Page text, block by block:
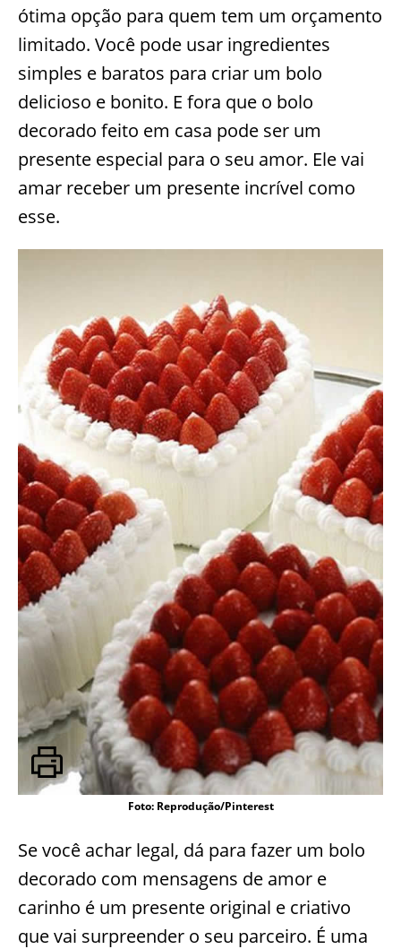
ótima opção para quem tem um orçamento
limitado. Você pode usar ingredientes
simples e baratos para criar um bolo
delicioso e bonito. E fora que o bolo
decorado feito em casa pode ser um
presente especial para o seu amor. Ele vai
amar receber um presente incrível como
esse.
Foto: Reprodução/Pinterest
Se você achar legal, dá para fazer um bolo
decorado com mensagens de amor e
carinho é um presente original e criativo
que vai surpreender o seu parceiro. É uma